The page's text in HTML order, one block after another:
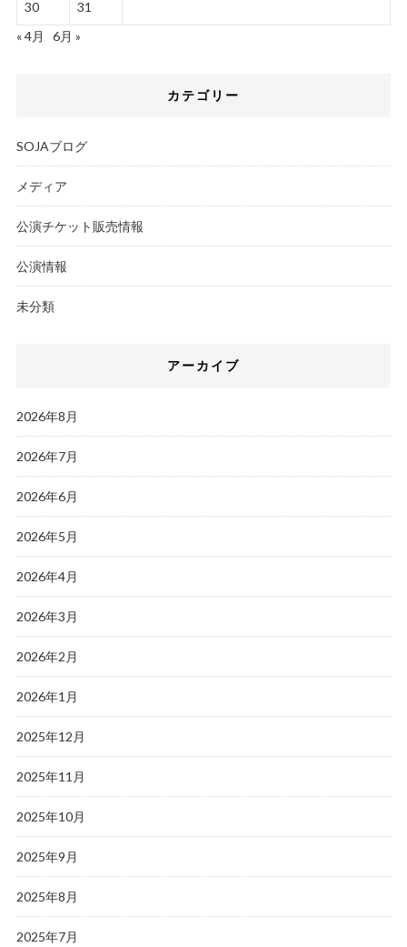
30
31
« 4月
6月 »
カテゴリー
SOJAブログ
メディア
公演チケット販売情報
公演情報
未分類
アーカイブ
2026年8月
2026年7月
2026年6月
2026年5月
2026年4月
2026年3月
2026年2月
2026年1月
2025年12月
2025年11月
2025年10月
2025年9月
2025年8月
2025年7月